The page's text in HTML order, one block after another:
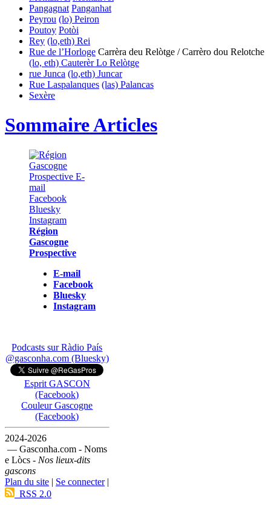
Pangagnat Panganhat
Peyrou (lo) Peiron
Poutoy Potòi
Rey (lo,eth) Rei
Rue de l’Horloge Carrèra deu Relòtge / Carrèro dou Relotche
(lo, eth) Cauterèr Lo Relòtge
rue Junca (lo,eth) Juncar
Rue Laspalanques (las) Palancas
Sexère
Sommaire Articles
Région
Gascogne
Prospective
E-mail
Facebook
Bluesky
Instagram
Podcasts sur Ràdio País
@gasconha.com (Bluesky)
Esprit GASCON
(Facebook)
Couleur Gascogne
(Facebook)
2024-2026
— Gasconha.com - Noms
e Lòcs - Nos lieux-dits
gascons
Plan du site | Se connecter|
RSS 2.0